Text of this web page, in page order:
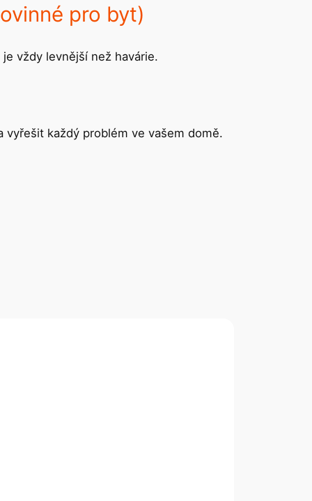
pro byt)
je vždy levnější než havárie.
každý problém ve vašem domě.